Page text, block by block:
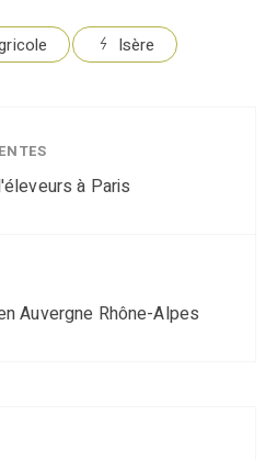
Isère
à Paris
Auvergne Rhône-Alpes